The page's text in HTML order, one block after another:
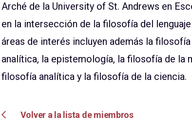
Arché de la University of St. Andrews en
en la intersección de la filosofía del
áreas de interés incluyen además la
analítica, la epistemología, la filosofía de la
filosofía analítica y la filosofía de la ciencia.
Volver a la lista de miembros